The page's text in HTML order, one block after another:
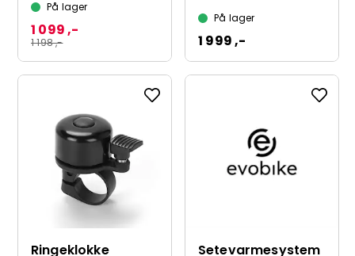
På lager
1 198 ,-
1 099 ,-
På lager
1 999 ,-
Ringeklokke
Setevarmesystem